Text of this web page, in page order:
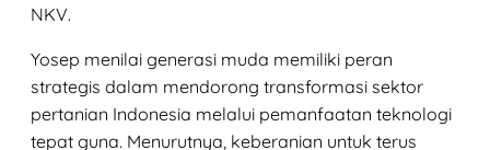
NKV.
Yosep menilai generasi muda memiliki peran
strategis dalam mendorong transformasi sektor
pertanian Indonesia melalui pemanfaatan teknologi
tepat guna. Menurutnya, keberanian untuk terus